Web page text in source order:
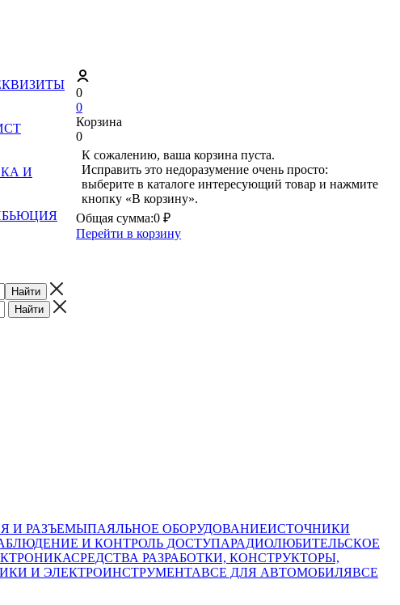
И
0
0
Корзина
0
К сожалению, ваша корзина пуста.
Исправить это недоразумение очень просто:
выберите в каталоге интересующий товар и нажмите
кнопку «В корзину».
Общая сумма:0 ₽
Перейти в корзину
И РАЗЪЕМЫПАЯЛЬНОЕ ОБОРУДОВАНИЕИСТОЧНИКИ
И КОНТРОЛЬ ДОСТУПАРАДИОЛЮБИТЕЛЬСКОЕ
СРЕДСТВА РАЗРАБОТКИ, КОНСТРУКТОРЫ,
И ЭЛЕКТРОИНСТРУМЕНТАВСЕ ДЛЯ АВТОМОБИЛЯВСЕ